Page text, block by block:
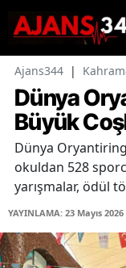
Ajans344 |
Dünya
Büyük
Dünya
okuldan 528
yarışmalar, ödül
YAYINLAMA: 23 Mayıs 2026